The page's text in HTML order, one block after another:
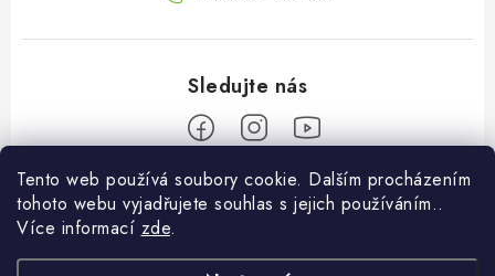
Tento web používá soubory cookie. Dalším procházením
tohoto webu vyjadřujete souhlas s jejich používáním..
Více informací zde.
Informace pro vás